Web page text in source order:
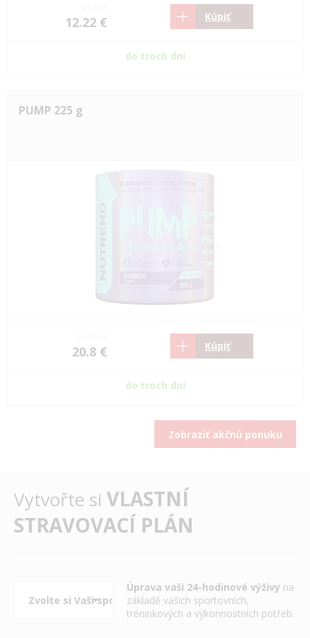
12.22 € Kúpiť
do troch dní
PUMP 225 g
20.8 € Kúpiť
do troch dní
Zobraziť akčnú ponuku
Vytvořte si VLASTNÍ
STRAVOVACÍ PLÁN
Úprava vaší 24-hodinové výživy na
základě vašich sportovních,
tréninkových a výkonnostních potřeb.